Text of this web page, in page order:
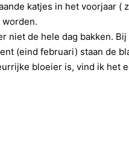
katjes in het voorjaar (
niet de hele dag bakken.
(eind februari) staan de
bloeier is, vind ik het